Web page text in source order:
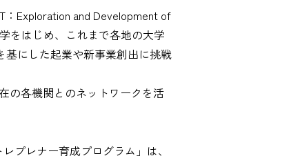
Exploration and Development of
をはじめ、これまで各地の大学
にした起業や新事業創出に挑戦
の各機関とのネットワークを活
プレナー育成プログラム」は、